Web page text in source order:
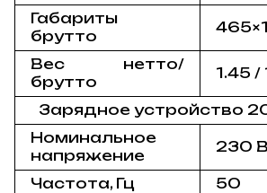
Габариты
брутто
Вес нетто/
брутто
1.45 /
Зарядное устройство
Номинальное
напряжение
230 В
Частота, Гц
50